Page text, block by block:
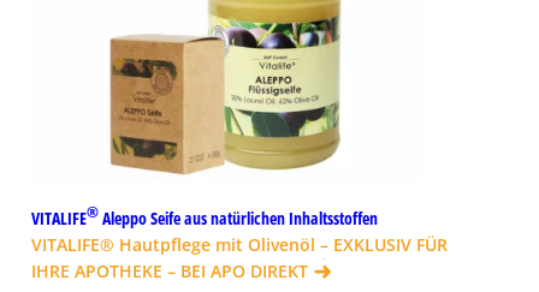
VITALIFE®Aleppo Seife aus natürlichen Inhaltsstoffen
VITALIFE® Hautpflege mit Olivenöl – EXKLUSIV FÜR
IHRE APOTHEKE – BEI APO DIREKT